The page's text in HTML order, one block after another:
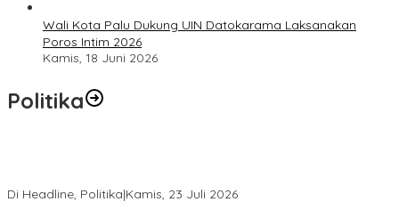
Wali Kota Palu Dukung UIN Datokarama Laksanakan
Poros Intim 2026
Kamis, 18 Juni 2026
Politika
Di Headline, Politika|Kamis, 23 Juli 2026